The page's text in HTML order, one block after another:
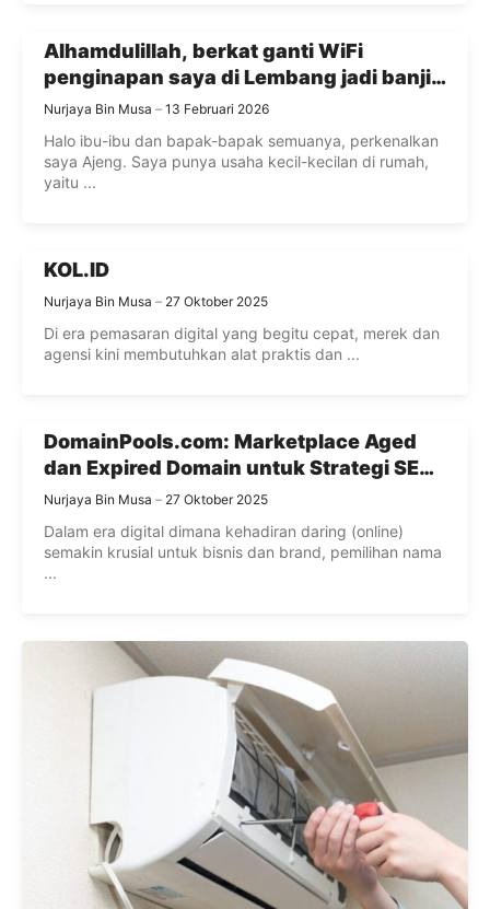
Alhamdulillah, berkat ganti WiFi
penginapan saya di Lembang jadi banjir
pujian!
Nurjaya Bin Musa 13 Februari 2026
Halo ibu-ibu dan bapak-bapak semuanya, perkenalkan
saya Ajeng. Saya punya usaha kecil-kecilan di rumah,
yaitu ...
KOL.ID
Nurjaya Bin Musa 27 Oktober 2025
Di era pemasaran digital yang begitu cepat, merek dan
agensi kini membutuhkan alat praktis dan ...
DomainPools.com: Marketplace Aged
dan Expired Domain untuk Strategi SEO
Modern
Nurjaya Bin Musa 27 Oktober 2025
Dalam era digital dimana kehadiran daring (online)
semakin krusial untuk bisnis dan brand, pemilihan nama
...